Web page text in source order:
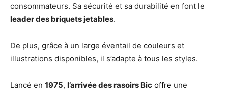
consommateurs. Sa sécurité et sa durabilité en font le
leader des briquets jetables.
De plus, grâce à un large éventail de couleurs et
illustrations disponibles, il s’adapte à tous les styles.
Lancé en 1975, l’arrivée des rasoirs Bic offre une